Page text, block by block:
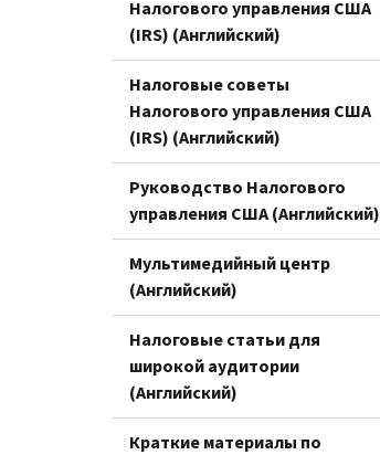
Налогового управления США
(IRS) (Английский)
Налоговые советы
Налогового управления США
(IRS) (Английский)
Руководство Налогового
управления США (Английский)
Мультимедийный центр
(Английский)
Налоговые статьи для
широкой аудитории
(Английский)
Краткие материалы по